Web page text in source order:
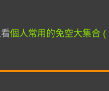
個人常用的免空大集合